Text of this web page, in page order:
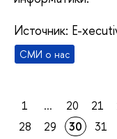
Источник: E-
СМИ о нас
1 ... 20 21
28
29 30 31